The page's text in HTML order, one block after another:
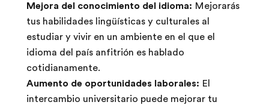
Mejora del conocimiento del idioma: Mejorarás
tus habilidades lingüísticas y culturales al
estudiar y vivir en un ambiente en el que el
idioma del país anfitrión es hablado
cotidianamente.
Aumento de oportunidades laborales: El
intercambio universitario puede mejorar tu